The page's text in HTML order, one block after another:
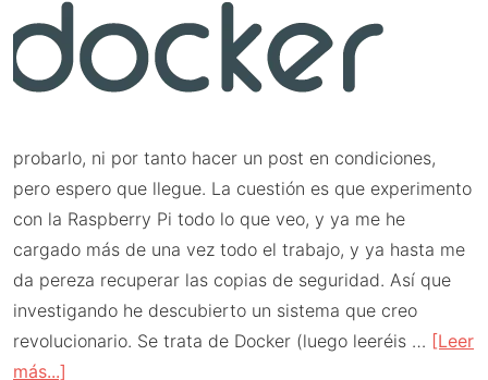
probarlo, ni por tanto hacer un post en condiciones,
pero espero que llegue. La cuestión es que experimento
con la Raspberry Pi todo lo que veo, y ya me he
cargado más de una vez todo el trabajo, y ya hasta me
da pereza recuperar las copias de seguridad. Así que
investigando he descubierto un sistema que creo
revolucionario. Se trata de Docker (luego leeréis … [Leer
más...]